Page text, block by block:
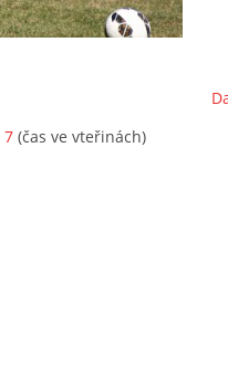
7 (čas ve vteřinách)